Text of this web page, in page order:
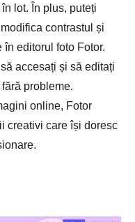
lot. În plus, puteți
contrastul și
în editorul foto Fotor.
accesați și să editați
probleme.
online, Fotor
creativi care își doresc